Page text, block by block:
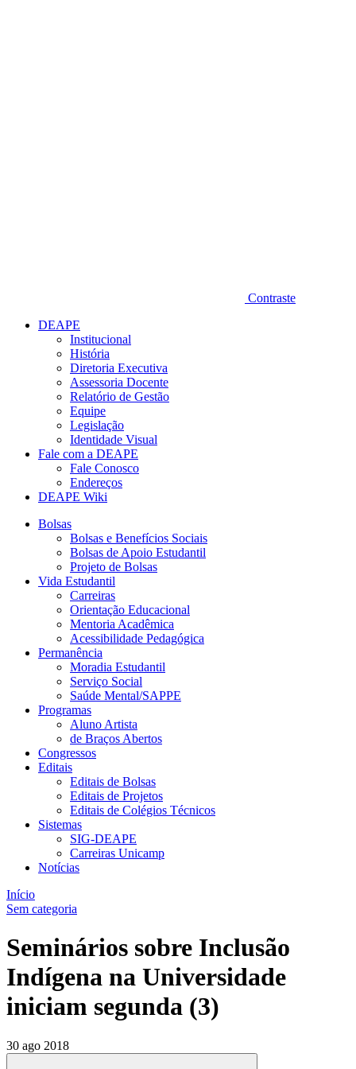
Contraste
DEAPE
Institucional
História
Diretoria Executiva
Assessoria Docente
Relatório de Gestão
Equipe
Legislação
Identidade Visual
Fale com a DEAPE
Fale Conosco
Endereços
DEAPE Wiki
Bolsas
Bolsas e Benefícios Sociais
Bolsas de Apoio Estudantil
Projeto de Bolsas
Vida Estudantil
Carreiras
Orientação Educacional
Mentoria Acadêmica
Acessibilidade Pedagógica
Permanência
Moradia Estudantil
Serviço Social
Saúde Mental/SAPPE
Programas
Aluno Artista
de Braços Abertos
Congressos
Editais
Editais de Bolsas
Editais de Projetos
Editais de Colégios Técnicos
Sistemas
SIG-DEAPE
Carreiras Unicamp
Notícias
Início
Sem categoria
Seminários sobre Inclusão
Indígena na Universidade
iniciam segunda (3)
30 ago 2018